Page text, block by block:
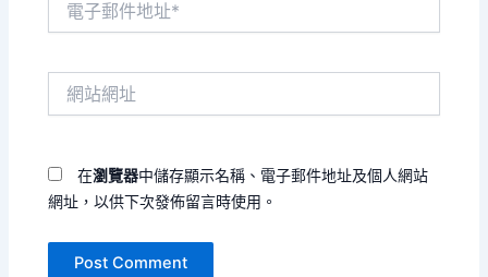
在瀏覽器中儲存顯示名稱、電子郵件地址及個人網站
網址，以供下次發佈留言時使用。